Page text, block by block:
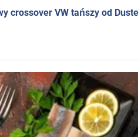
crossover VW tańszy od